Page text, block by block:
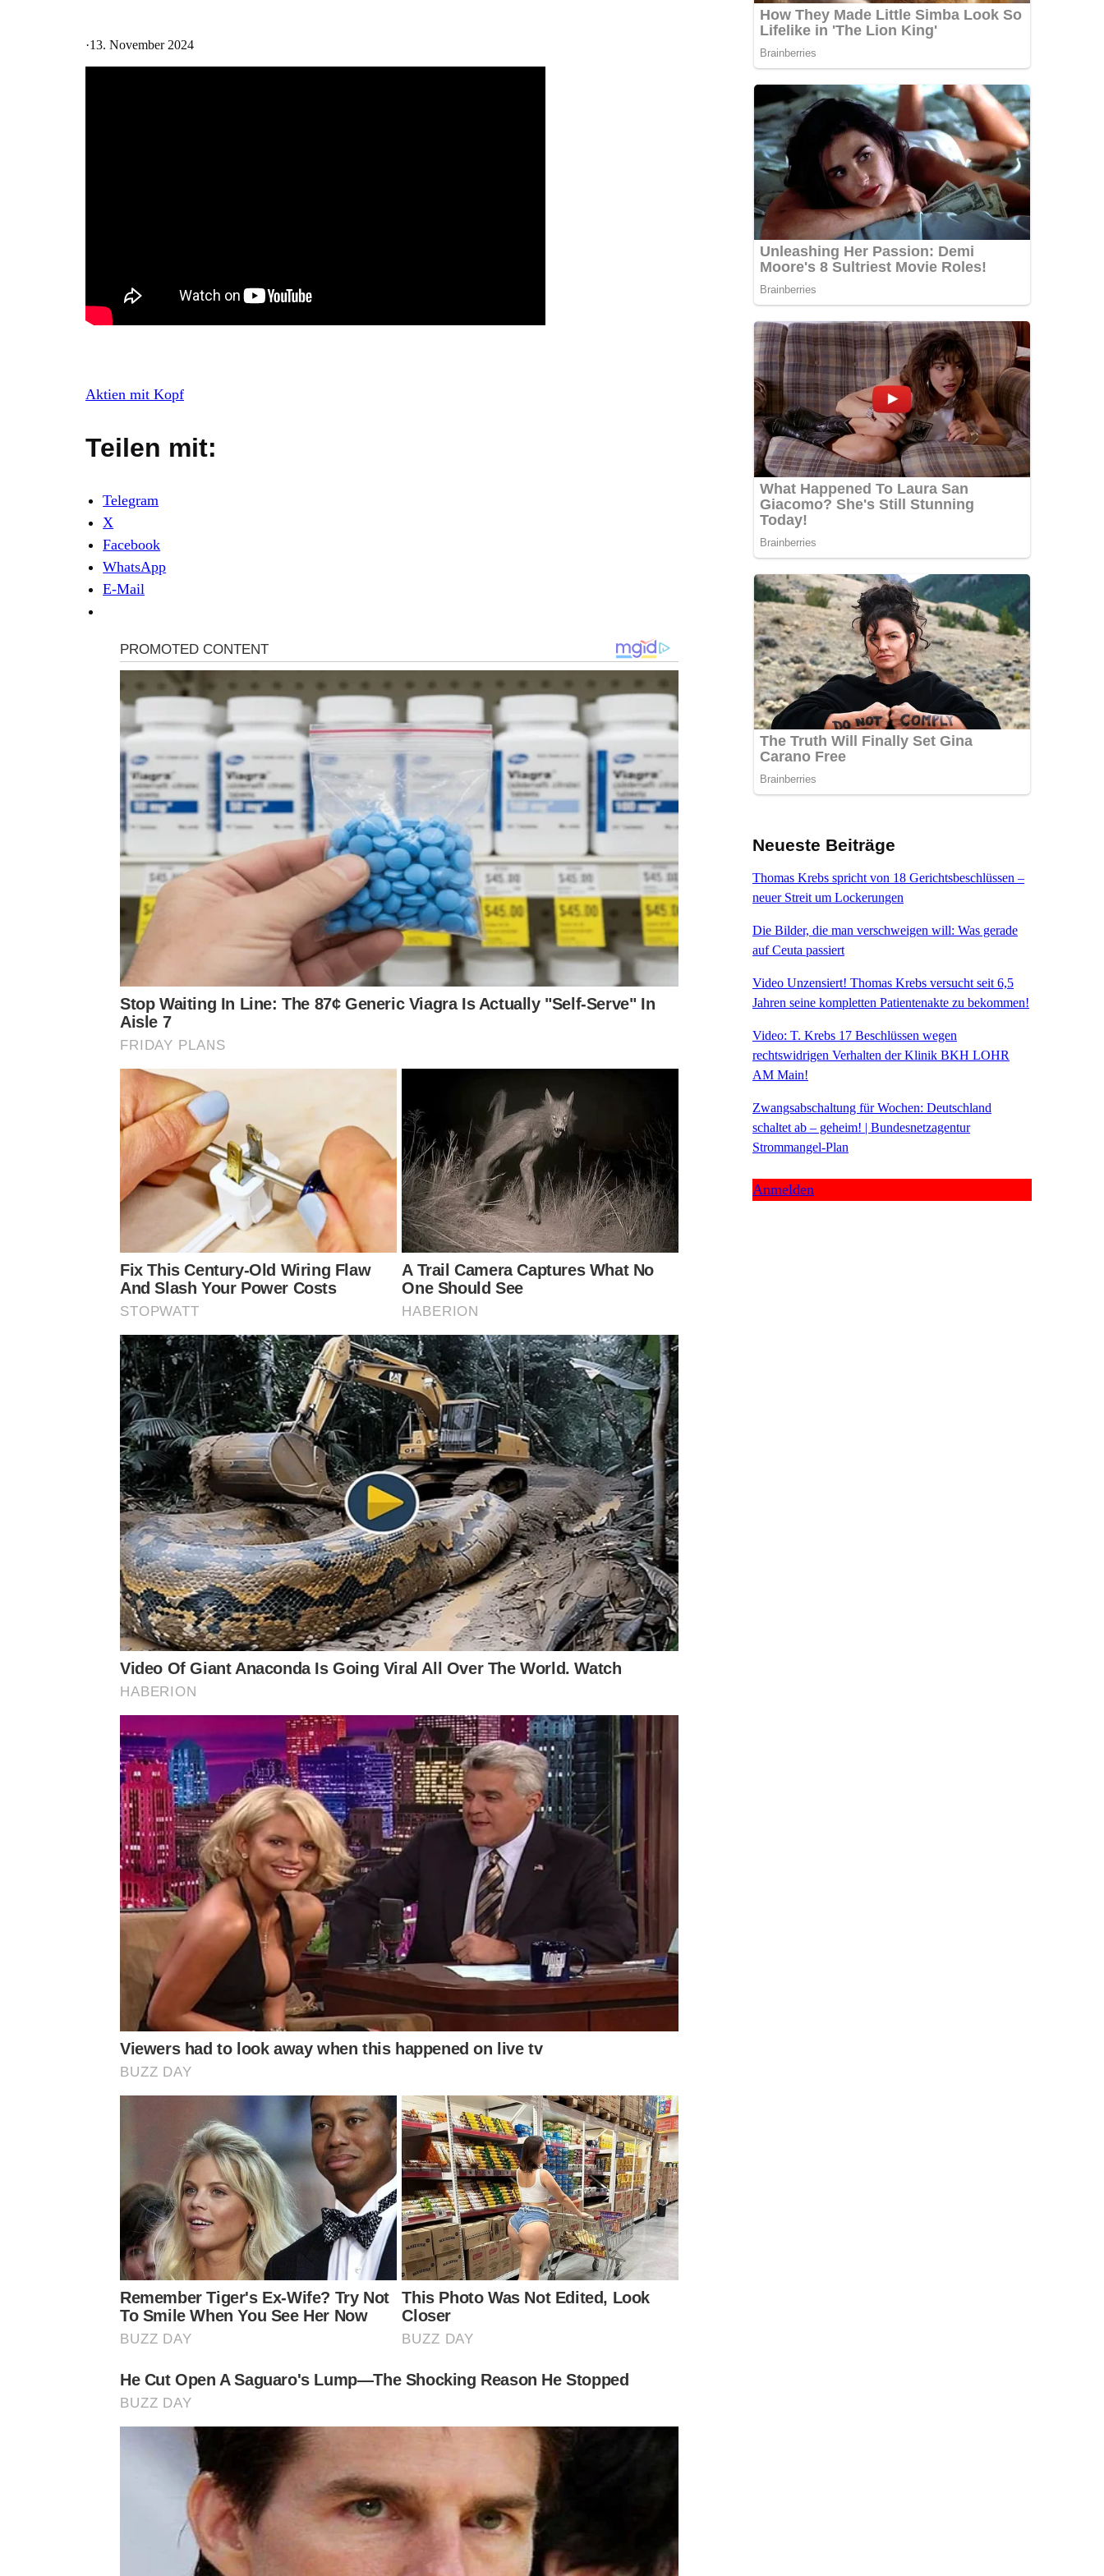
·13. November 2024
Aktien mit Kopf
Teilen mit:
Telegram
X
Facebook
WhatsApp
E-Mail
Neueste Beiträge
Thomas Krebs spricht von 18 Gerichtsbeschlüssen –
neuer Streit um Lockerungen
Die Bilder, die man verschweigen will: Was gerade
auf Ceuta passiert
Video Unzensiert! Thomas Krebs versucht seit 6,5
Jahren seine kompletten Patientenakte zu bekommen!
Video: T. Krebs 17 Beschlüssen wegen
rechtswidrigen Verhalten der Klinik BKH LOHR
AM Main!
Zwangsabschaltung für Wochen: Deutschland
schaltet ab – geheim! | Bundesnetzagentur
Strommangel-Plan
Anmelden